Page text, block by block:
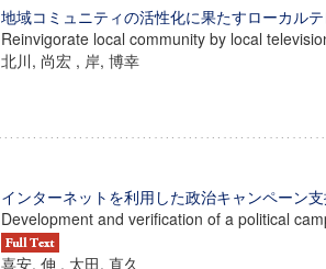
地域コミュニティの活性化に果たすローカル
Reinvigorate local community by local
北川, 尚宏 , 岸, 博幸
インターネットを利用した政治キャンペーン
Development and verification of a political
喜安, 伸 , 太田, 直久